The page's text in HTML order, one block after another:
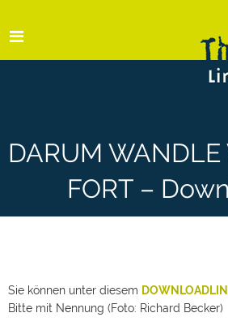
DARUM WANDLE
FORT –
Sie können unter diesem
Bitte mit Nennung (Foto: Richard Becker)